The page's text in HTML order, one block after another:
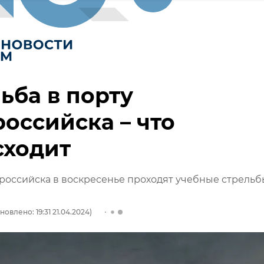
в порту
– что
в воскресенье проходят учебные
19:31 21.04.2024)